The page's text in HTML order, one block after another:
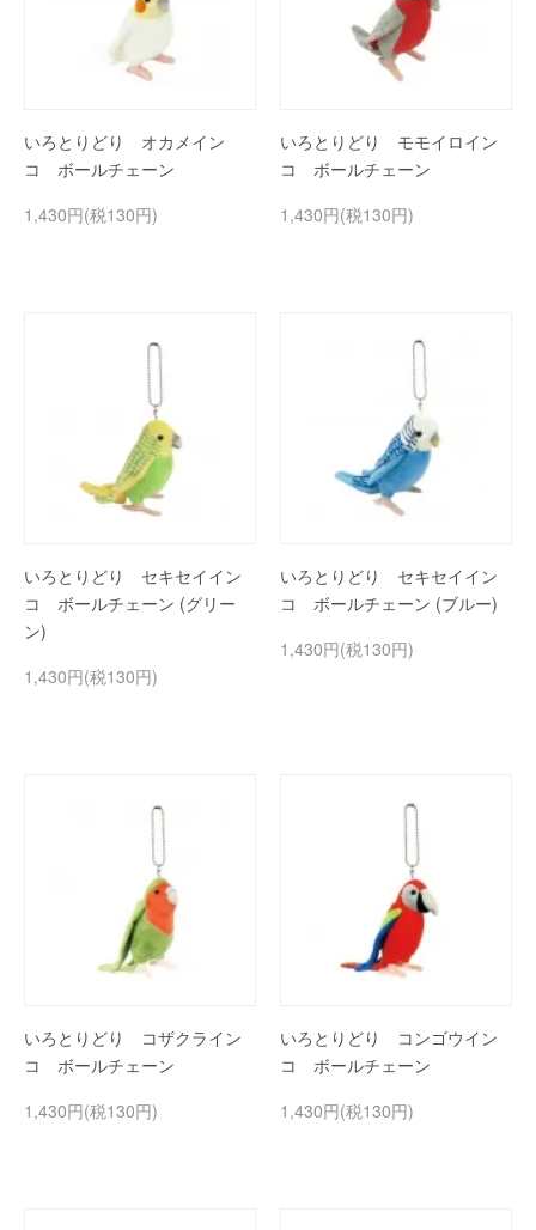
いろとりどり オカメイン
コ ボールチェーン
1,430円(税130円)
いろとりどり モモイロイン
コ ボールチェーン
1,430円(税130円)
いろとりどり セキセイイン
コ ボールチェーン (グリー
ン)
1,430円(税130円)
いろとりどり セキセイイン
コ ボールチェーン (ブルー)
1,430円(税130円)
いろとりどり コザクライン
コ ボールチェーン
1,430円(税130円)
いろとりどり コンゴウイン
コ ボールチェーン
1,430円(税130円)